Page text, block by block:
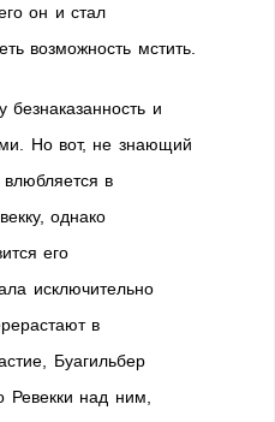
он и стал
возможность мстить.
и
Но вот, не знающий
в
однако
его
исключительно
в
Буагильбер
Ревекки над ним,